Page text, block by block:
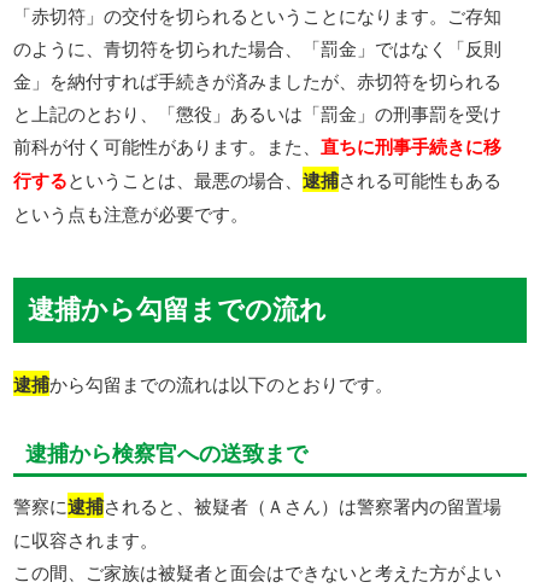
「赤切符」の交付を切られるということになります。ご存知
のように、青切符を切られた場合、「罰金」ではなく「反則
金」を納付すれば手続きが済みましたが、赤切符を切られる
と上記のとおり、「懲役」あるいは「罰金」の刑事罰を受け
前科が付く可能性があります。また、直ちに刑事手続きに移
行するということは、最悪の場合、逮捕される可能性もある
という点も注意が必要です。
逮捕から勾留までの流れ
逮捕から勾留までの流れは以下のとおりです。
逮捕から検察官への送致まで
警察に逮捕されると、被疑者（Ａさん）は警察署内の留置場
に収容されます。
この間、ご家族は被疑者と面会はできないと考えた方がよい